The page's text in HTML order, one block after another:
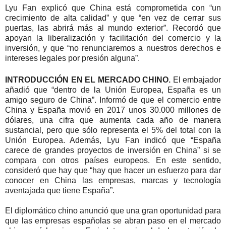
Lyu Fan explicó que China está comprometida con “un
crecimiento de alta calidad” y que “en vez de cerrar sus
puertas, las abrirá más al mundo exterior”. Recordó que
apoyan la liberalización y facilitación del comercio y la
inversión, y que “no renunciaremos a nuestros derechos e
intereses legales por presión alguna”.
INTRODUCCIÓN EN EL MERCADO CHINO. El embajador
añadió que “dentro de la Unión Europea, España es un
amigo seguro de China”. Informó de que el comercio entre
China y España movió en 2017 unos 30.000 millones de
dólares, una cifra que aumenta cada año de manera
sustancial, pero que sólo representa el 5% del total con la
Unión Europea. Además, Lyu Fan indicó que “España
carece de grandes proyectos de inversión en China” si se
compara con otros países europeos. En este sentido,
consideró que hay que “hay que hacer un esfuerzo para dar
conocer en China las empresas, marcas y tecnología
aventajada que tiene España”.
El diplomático chino anunció que una gran oportunidad para
que las empresas españolas se abran paso en el mercado